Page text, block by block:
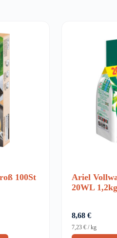
100St
Ariel
20WL 1,2kg
8,68 €
7,23 €/kg